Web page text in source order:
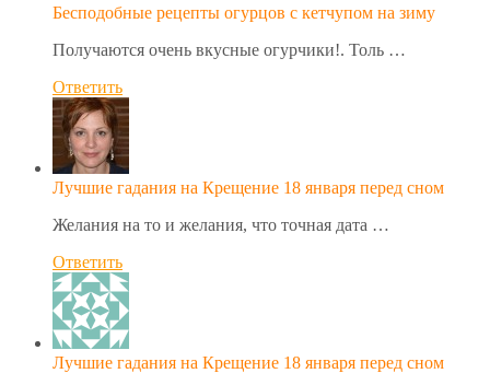
Бесподобные рецепты огурцов с кетчупом на зиму
Получаются очень вкусные огурчики!. Толь …
Ответить
Лучшие гадания на Крещение 18 января перед сном
Желания на то и желания, что точная дата …
Ответить
Лучшие гадания на Крещение 18 января перед сном